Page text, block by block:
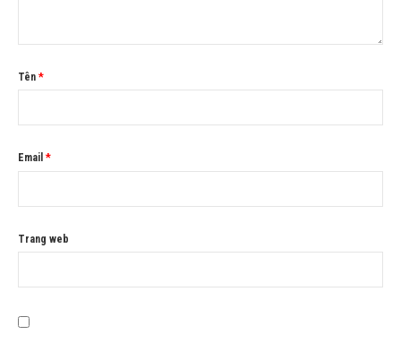
Tên *
Email *
Trang web